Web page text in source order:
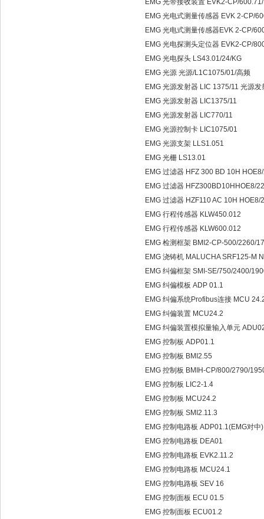
EMG 光带接收装置 EVK2-CP/
EMG 光电式测量传感器 EVK 2-CP/
EMG 光电式测量传感器EVK 2-CP/
EMG 光电探测头定位器 EVK2-CP/
EMG 光电探头 LS43.01/24/KG
EMG 光源 光源/L1C1075/01/高频
EMG 光源发射器 LIC 1375/11 光源
EMG 光源发射器 LIC1375/11
EMG 光源发射器 LIC770/11
EMG 光源控制卡 LIC1075/01
EMG 光源支架 LLS1.051
EMG 光栅 LS13.01
EMG 过滤器 HFZ 300 BD 10H
EMG 过滤器 HFZ300BD10HHOE8/
EMG 过滤器 HZF110 AC 10H
EMG 行程传感器 KLW450.012
EMG 行程传感器 KLW600.012
EMG 检测框架 BMI2-CP-500/2260/
EMG 浇铸机 MALUCHA SRF125-M
EMG 纠偏框架 SMI-SE/750/2400/
EMG 纠偏模板 ADP 01.1
EMG 纠偏系统Profibus连接 MCU
EMG 纠偏装置 MCU24.2
EMG 纠偏装置模拟量输入单元
EMG 控制板 ADP01.1
EMG 控制板 BMI2.55
EMG 控制板 BMIH-CP/800/2790/
EMG 控制板 LIC2-1.4
EMG 控制板 MCU24.2
EMG 控制板 SMI2.11.3
EMG 控制电路板 ADP01.1(EMG对中
EMG 控制电路板 DEA01
EMG 控制电路板 EVK2.11.2
EMG 控制电路板 MCU24.1
EMG 控制电路板 SEV 16
EMG 控制面板 ECU 01.5
EMG 控制面板 ECU01.2